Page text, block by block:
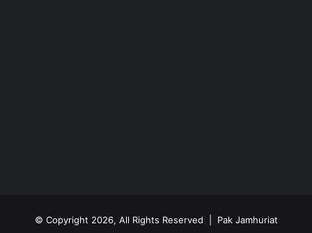
© Copyright 2026, All Rights Reserved | Pak Jamhuriat